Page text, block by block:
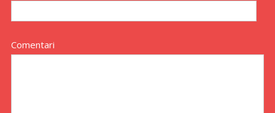
Comentari